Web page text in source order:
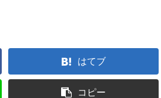
はてブ
コピー